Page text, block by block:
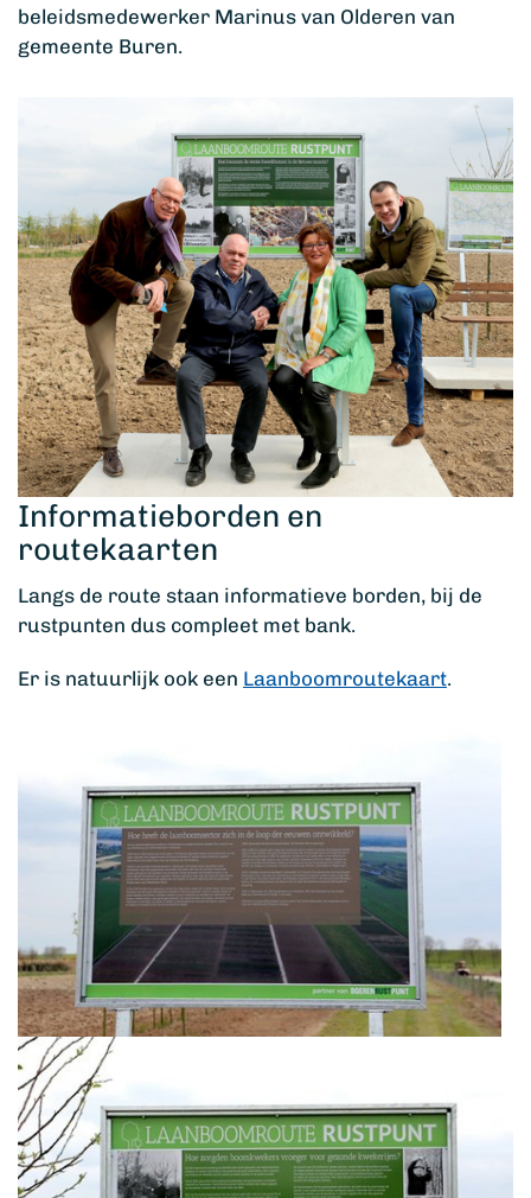
beleidsmedewerker Marinus van Olderen van
gemeente Buren.
Informatieborden en
routekaarten
Langs de route staan informatieve borden, bij de
rustpunten dus compleet met bank.
Er is natuurlijk ook een Laanboomroutekaart.